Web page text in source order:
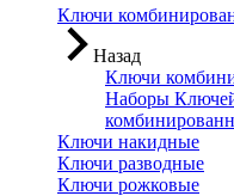
Ключи
Назад
Ключи
Наборы
Ключи накидные
Ключи разводные
Ключи рожковые